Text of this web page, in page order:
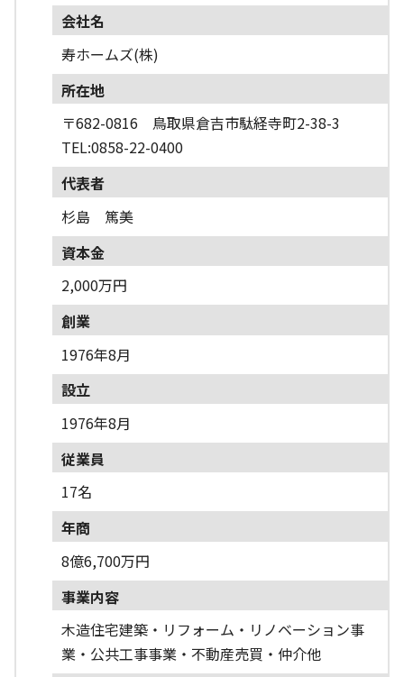
会社名
寿ホームズ(株)
所在地
〒682-0816 鳥取県倉吉市駄経寺町2-38-3
TEL:0858-22-0400
代表者
杉島 篤美
資本金
2,000万円
創業
1976年8月
設立
1976年8月
従業員
17名
年商
8億6,700万円
事業内容
木造住宅建築・リフォーム・リノベーション事
業・公共工事事業・不動産売買・仲介他